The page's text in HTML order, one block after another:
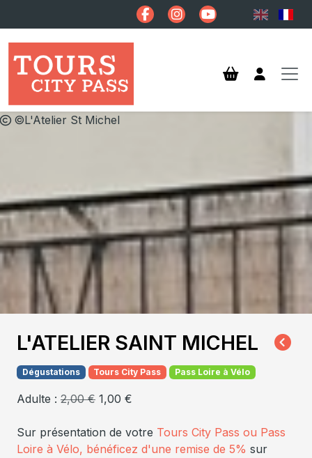
Aller au contenu principal
©L'Atelier St Michel
L'ATELIER SAINT MICHEL
Dégustations Tours City Pass Pass Loire à Vélo
Adulte : 2,00 € 1,00 €
Sur présentation de votre Tours City Pass ou Pass
Loire à Vélo, bénéficez d'une remise de 5% sur